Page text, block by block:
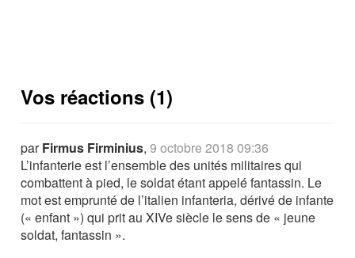
Vos réactions (1)
parFirmus Firminius,9 octobre 2018 09:36
L’infanterie est l’ensemble des unités militaires qui
combattent à pied, le soldat étant appelé fantassin. Le
mot est emprunté de l’italien infanteria, dérivé de infante
(« enfant ») qui prit au XIVe siècle le sens de « jeune
soldat, fantassin ».